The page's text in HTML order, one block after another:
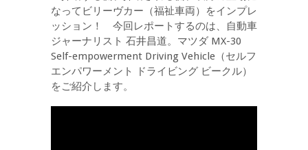
なってビリーヴカー（福祉車両）をインプレ
ッション！ 今回レポートするのは、自動車
ジャーナリスト 石井昌道。マツダ MX-30
Self-empowerment Driving Vehicle（セルフ
エンパワーメント ドライビング ビークル）
をご紹介します。